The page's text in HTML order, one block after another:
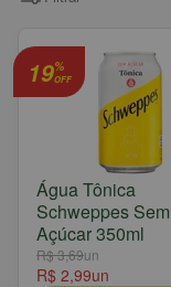
19%
OFF
Água Tônica
Schweppes Sem
Açúcar 350ml
R$ 3,69un
R$ 2,99un